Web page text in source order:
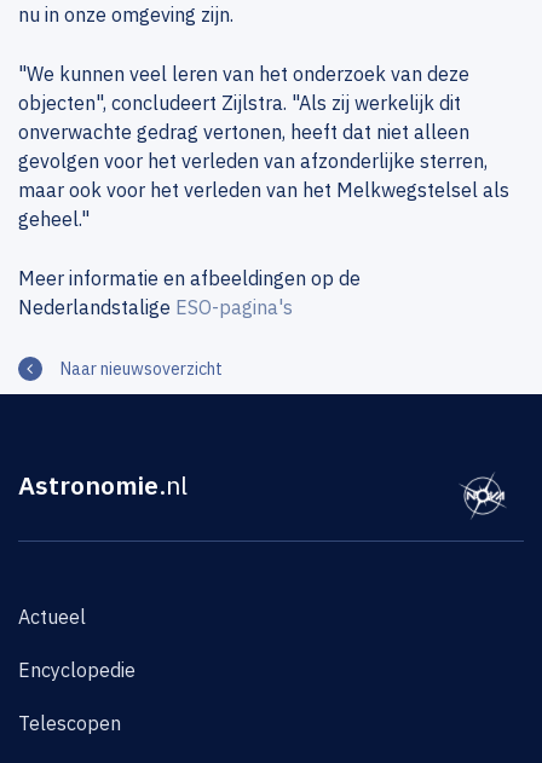
nu in onze omgeving zijn.
"We kunnen veel leren van het onderzoek van deze
objecten", concludeert Zijlstra. "Als zij werkelijk dit
onverwachte gedrag vertonen, heeft dat niet alleen
gevolgen voor het verleden van afzonderlijke sterren,
maar ook voor het verleden van het Melkwegstelsel als
geheel."
Meer informatie en afbeeldingen op de
Nederlandstalige ESO-pagina's
Naar nieuwsoverzicht
Astronomie.nl
Actueel
Encyclopedie
Telescopen